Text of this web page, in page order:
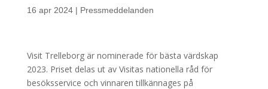
16 apr 2024| Pressmeddelanden
Visit Trelleborg är nominerade för bästa värdskap
2023. Priset delas ut av Visitas nationella råd för
besöksservice och vinnaren tillkännages på